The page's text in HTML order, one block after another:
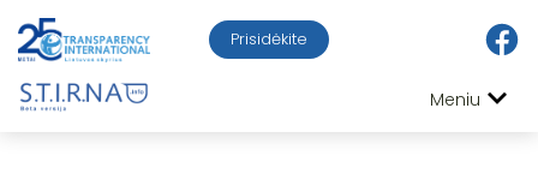
Prisidėkite
Meniu